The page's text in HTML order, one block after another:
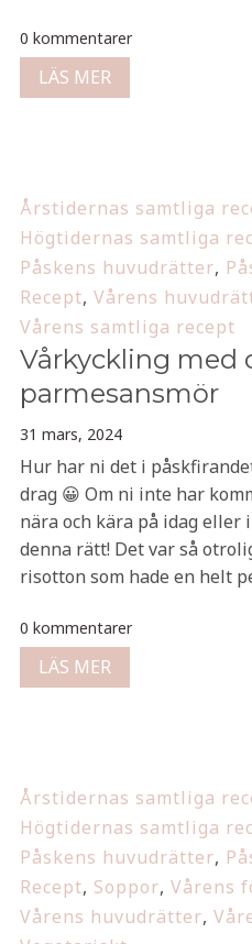
0 kommentarer
LÄS MER
Årstidernas samtliga
Högtidernas samtliga
Påskens huvudrätter,
Recept, Vårens
Vårens samtliga recept
Vårkyckling med
parmesansmör
31 mars, 2024
Hur har ni det i
drag 😀 Om ni inte har
nära och kära på idag eller
denna rätt! Det var så
risotton som hade en helt
0 kommentarer
LÄS MER
Årstidernas samtliga
Högtidernas samtliga
Påskens huvudrätter,
Recept, Soppor, Vårens
Vårens huvudrätter,